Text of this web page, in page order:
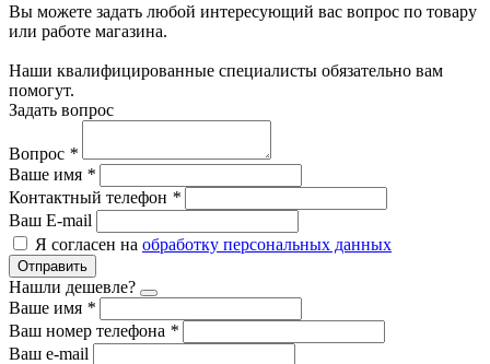
Вы можете задать любой интересующий вас вопрос по товару
или работе магазина.
Наши квалифицированные специалисты обязательно вам
помогут.
Задать вопрос
Вопрос *
Ваше имя *
Контактный телефон *
Ваш E-mail
Я согласен на обработку персональных данных
Отправить
Нашли дешевле?
Ваше имя *
Ваш номер телефона *
Ваш e-mail